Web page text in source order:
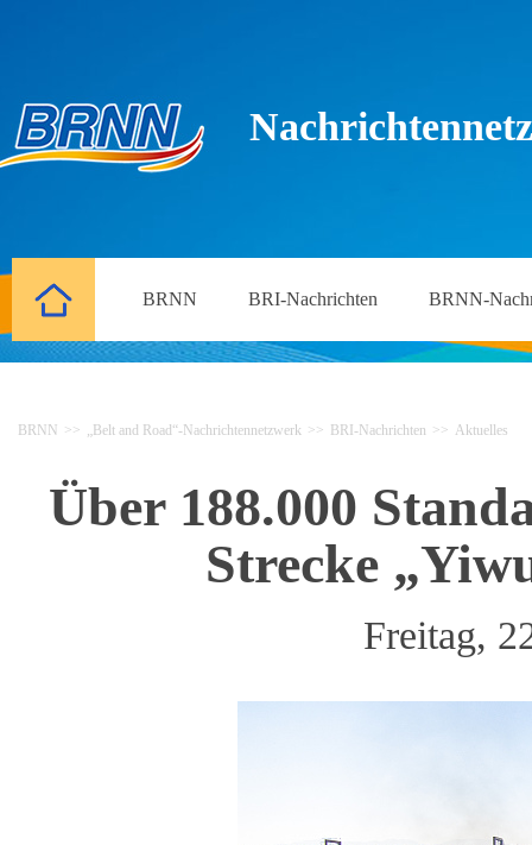
BRNN BRI-Nachrichten BRNN-
BRNN >> „Belt and Road“-Nachrichtennetzwerk >> BRI-Nachrichten >> Aktuelles
Über 188.000
Strecke
Freitag,